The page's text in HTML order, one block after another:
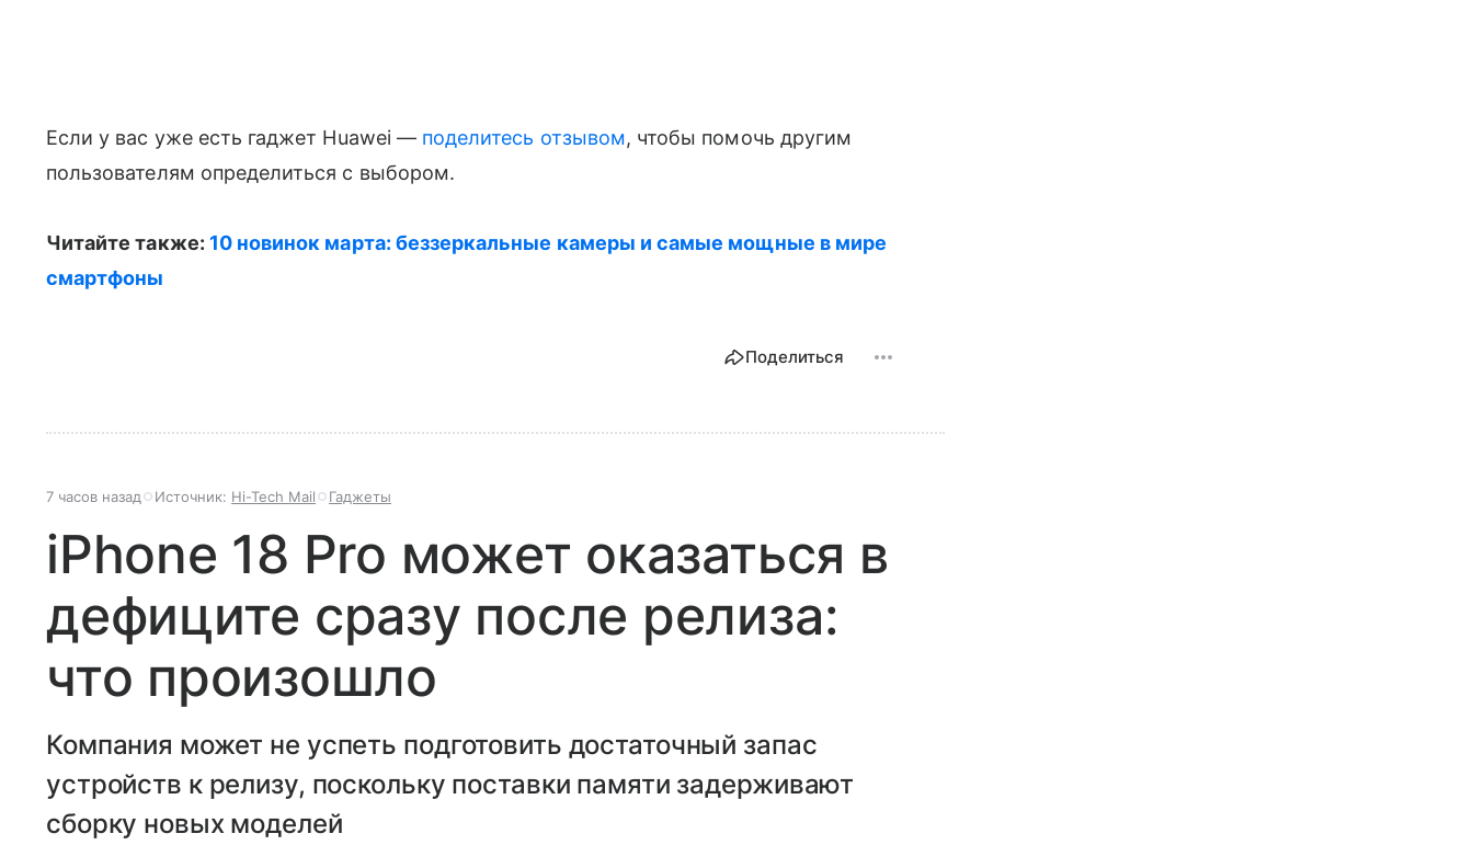
Если у вас уже есть гаджет Huawei — поделитесь отзывом, чтобы помочь другим
пользователям определиться с выбором.
Читайте также: 10 новинок марта: беззеркальные камеры и самые мощные в мире
смартфоны
Поделиться
7 часов назад Источник: Hi-Tech Mail Гаджеты
iPhone 18 Pro может оказаться в
дефиците сразу после релиза:
что произошло
Компания может не успеть подготовить достаточный запас
устройств к релизу, поскольку поставки памяти задерживают
сборку новых моделей